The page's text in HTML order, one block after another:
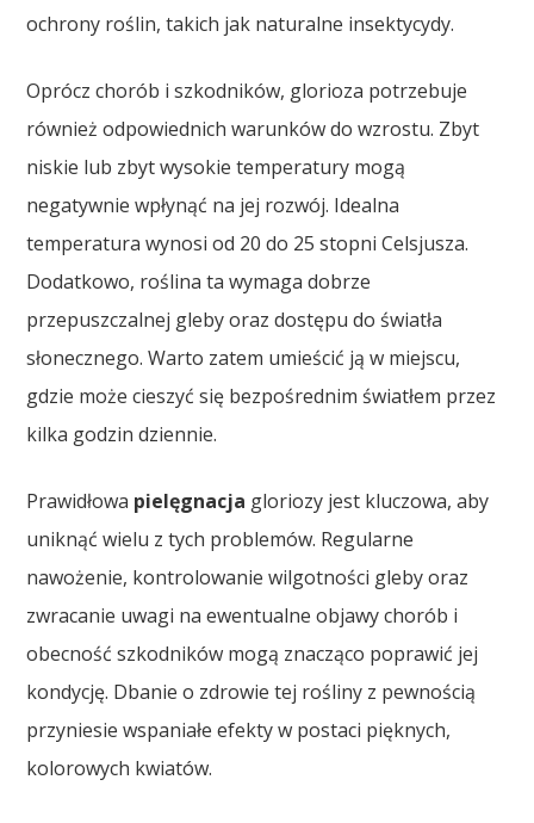
ochrony roślin, takich jak naturalne insektycydy.
Oprócz chorób i szkodników, glorioza potrzebuje
również odpowiednich warunków do wzrostu. Zbyt
niskie lub zbyt wysokie temperatury mogą
negatywnie wpłynąć na jej rozwój. Idealna
temperatura wynosi od 20 do 25 stopni Celsjusza.
Dodatkowo, roślina ta wymaga dobrze
przepuszczalnej gleby oraz dostępu do światła
słonecznego. Warto zatem umieścić ją w miejscu,
gdzie może cieszyć się bezpośrednim światłem przez
kilka godzin dziennie.
Prawidłowa pielęgnacja gloriozy jest kluczowa, aby
uniknąć wielu z tych problemów. Regularne
nawożenie, kontrolowanie wilgotności gleby oraz
zwracanie uwagi na ewentualne objawy chorób i
obecność szkodników mogą znacząco poprawić jej
kondycję. Dbanie o zdrowie tej rośliny z pewnością
przyniesie wspaniałe efekty w postaci pięknych,
kolorowych kwiatów.